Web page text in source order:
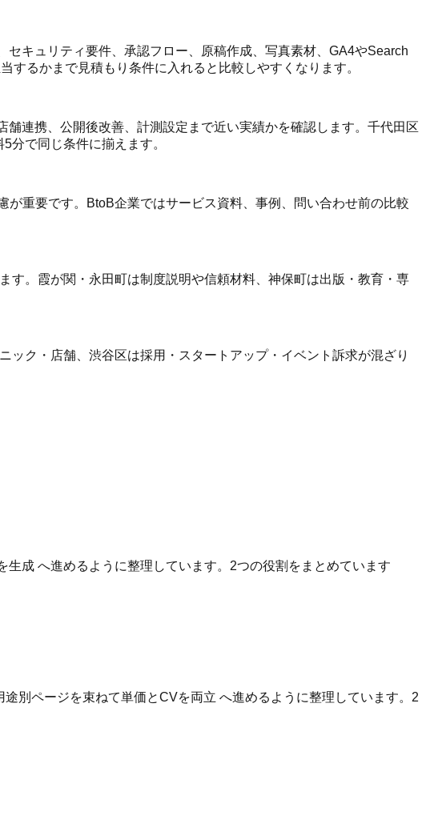
キュリティ要件、承認フロー、原稿作成、写真素材、GA4やSearch
るかまで見積もり条件に入れると比較しやすくなります。
連携、公開後改善、計測設定まで近い実績かを確認します。千代田区
分で同じ条件に揃えます。
重要です。BtoB企業ではサービス資料、事例、問い合わせ前の比較
す。霞が関・永田町は制度説明や信頼材料、神保町は出版・教育・専
ク・店舗、渋谷区は採用・スタートアップ・イベント訴求が混ざり
成 へ進めるように整理しています。2つの役割をまとめています
別ページを束ねて単価とCVを両立 へ進めるように整理しています。2